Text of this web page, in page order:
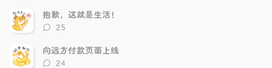
数：
抱歉，这就是生活！
评
数：
25
向远方付款页面上线
评
24